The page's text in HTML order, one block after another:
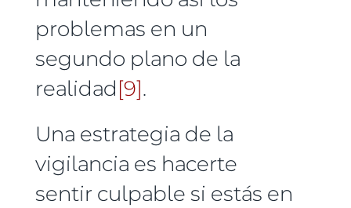
problemas en un
segundo plano de la
realidad[9].
Una estrategia de la
vigilancia es hacerte
sentir culpable si estás en